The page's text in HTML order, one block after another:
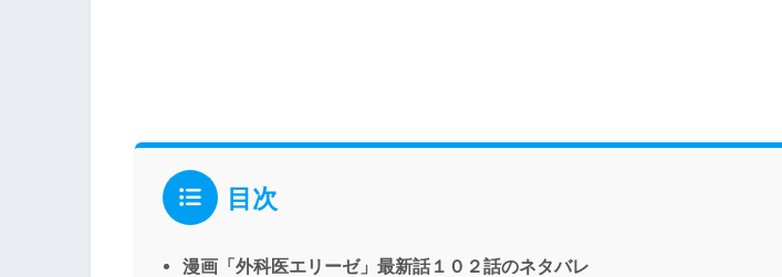
目次
漫画「外科医エリーゼ」最新話１０２話のネタバレ